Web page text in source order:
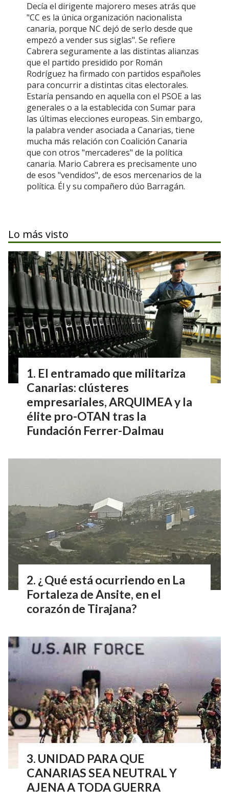
Decía el dirigente majorero meses atrás que
"CC es la única organización nacionalista
canaria, porque NC dejó de serlo desde que
empezó a vender sus siglas". Se refiere
Cabrera seguramente a las distintas alianzas
que el partido presidido por Román
Rodríguez ha firmado con partidos españoles
para concurrir a distintas citas electorales.
Estaría pensando en aquella con el PSOE a las
generales o a la establecida con Sumar para
las últimas elecciones europeas. Sin embargo,
la palabra vender asociada a Canarias, tiene
mucha más relación con Coalición Canaria
que con otros "mercaderes" de la política
canaria. Mario Cabrera es precisamente uno
de esos "vendidos", de esos mercenarios de la
política. Él y su compañero dúo Barragán.
Lo más visto
El entramado que militariza
Canarias: clústeres
empresariales, ARQUIMEA y la
élite pro-OTAN tras la
Fundación Ferrer-Dalmau
¿ Qué está ocurriendo en La
Fortaleza de Ansite, en el
corazón de Tirajana?
UNIDAD PARA QUE
CANARIAS SEA NEUTRAL Y
AJENA A TODA GUERRA